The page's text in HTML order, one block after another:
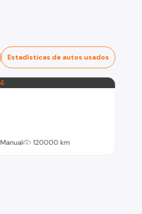
Estadísticas de autos usados
Manual 120000 km